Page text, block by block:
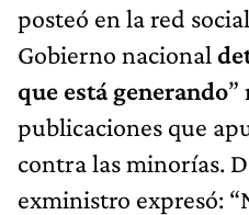
posteó en la red
Gobierno nacional
que está generando”
publicaciones que
contra las minorías.
exministro expresó: